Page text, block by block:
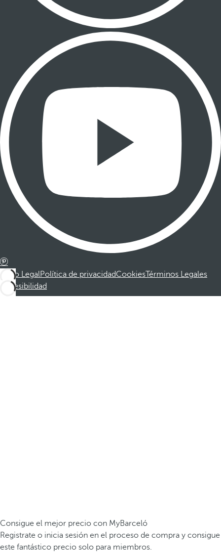
Aviso LegalPolítica de privacidadCookiesTérminos Legales
Accesibilidad
Consigue el mejor precio con MyBarceló
Registrate o inicia sesión en el proceso de compra y consigue
este fantástico precio solo para miembros.